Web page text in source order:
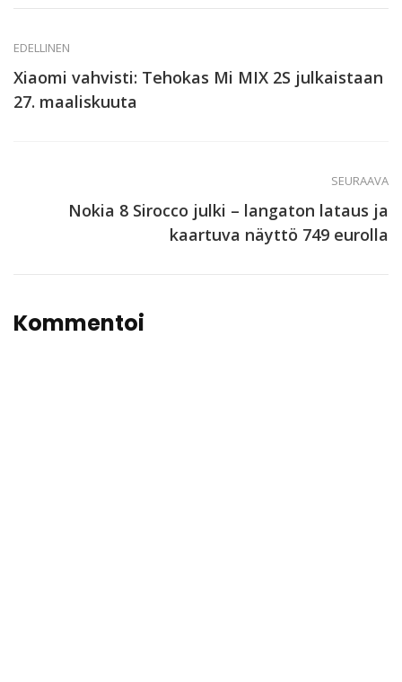
EDELLINEN
Xiaomi vahvisti: Tehokas Mi MIX 2S julkaistaan
27. maaliskuuta
SEURAAVA
Nokia 8 Sirocco julki – langaton lataus ja
kaartuva näyttö 749 eurolla
Kommentoi